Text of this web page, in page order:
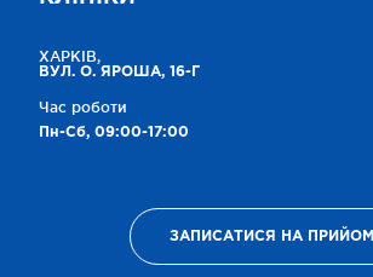
ХАРКІВ,
ВУЛ. О. ЯРОША, 16-Г
Час роботи
Пн-Сб, 09:00-17:00
ЗАПИСАТИСЯ НА ПРИЙОМ